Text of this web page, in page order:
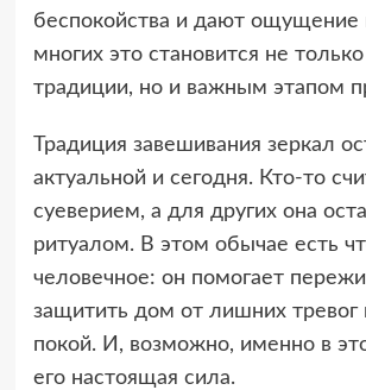
беспокойства и дают ощущение
многих это становится не
традиции, но и важным этапом
Традиция завешивания зеркал
актуальной и сегодня. Кто-то
суеверием, а для других она
ритуалом. В этом обычае есть
человечное: он помогает
защитить дом от лишних тревог
покой. И, возможно, именно в
его настоящая сила.